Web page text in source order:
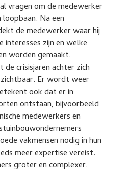
vragen om de medewerker
Na een
de medewerker waar hij
zijn en welke
worden gemaakt.
crisisjaren achter zich
Er wordt weer
ook dat er in
ontstaan, bijvoorbeeld
medewerkers en
vakmensen nodig in hun
meer expertise vereist.
groter en complexer.